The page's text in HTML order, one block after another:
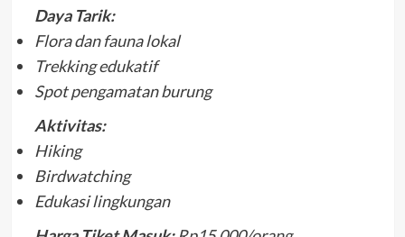
Daya Tarik:
Flora dan fauna lokal
Trekking edukatif
Spot pengamatan burung
Aktivitas:
Hiking
Birdwatching
Edukasi lingkungan